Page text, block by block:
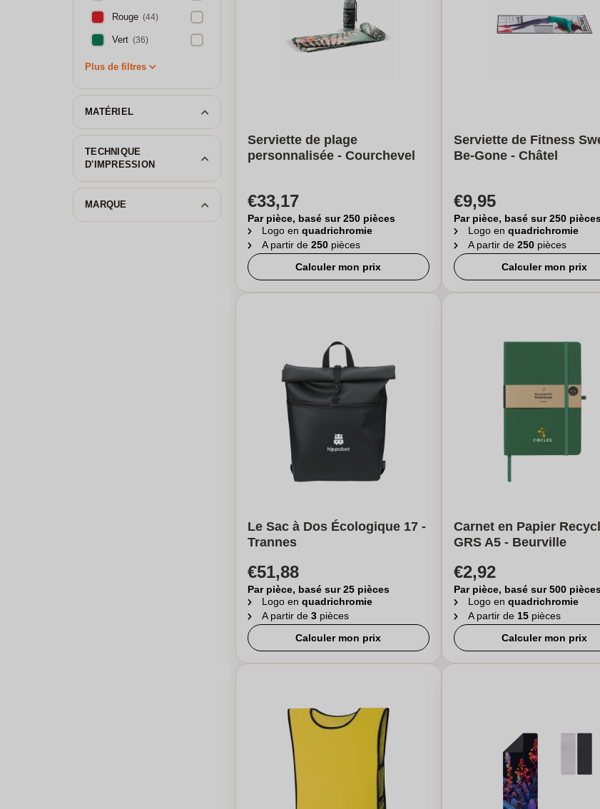
Rouge (44)
Vert (36)
Plus de filtres
MATÉRIEL
TECHNIQUE
D'IMPRESSION
MARQUE
Serviette de plage
personnalisée - Courchevel
€33,17
Par pièce, basé sur 250 pièces
Logo en quadrichromie
A partir de 250 pièces
Calculer mon prix
Serviette de Fitness
Be-Gone - Châtel
€9,95
Par pièce, basé sur 250 pièces
Logo en quadrichromie
A partir de 250pièces
Calculer mon prix
Le Sac à Dos Écologique 17 -
Trannes
€51,88
Par pièce, basé sur 25 pièces
Logo en quadrichromie
A partir de 3 pièces
Calculer mon prix
Carnet en Papier
GRS A5 - Beurville
€2,92
Par pièce, basé sur 500 pièces
Logo en quadrichromie
A partir de 15pièces
Calculer mon prix